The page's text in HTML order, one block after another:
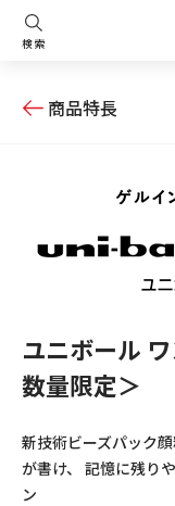
検索
商品特長
ユニボール
数量限定＞
新技術ビーズパック
が書け、 記憶に残り
ン